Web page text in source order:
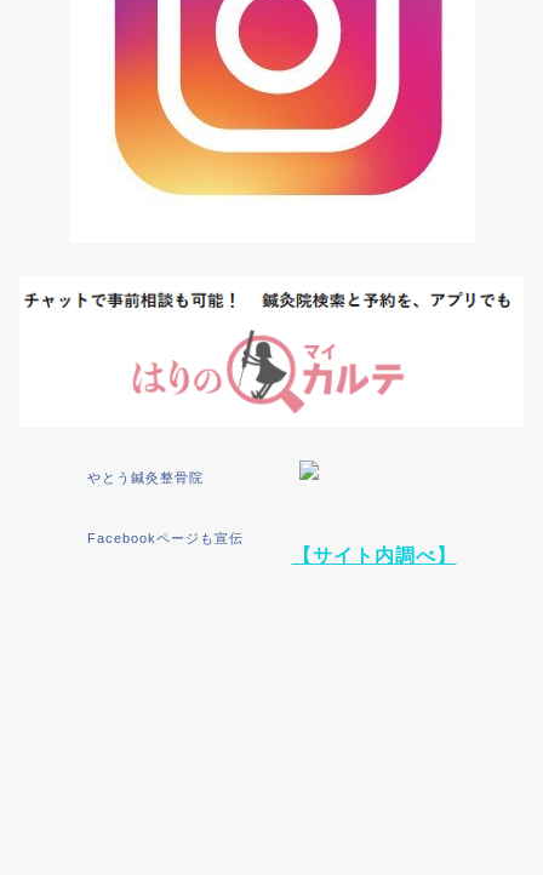
やとう鍼灸整骨院
Facebookページも宣伝
【サイト内調べ】